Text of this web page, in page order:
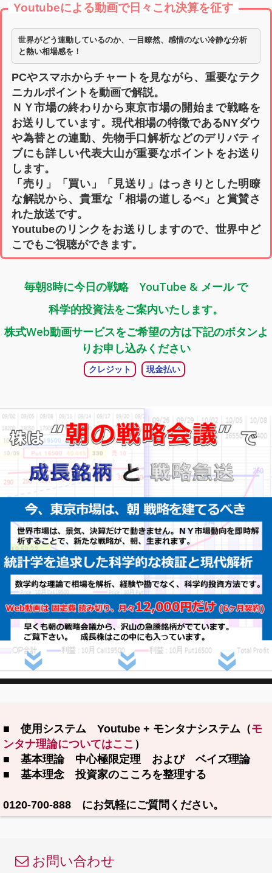
Youtubeによる動画で日々これ決算を征す
世界がどう連動しているのか、一目瞭然、感情のない冷静な分析
と熱い相場感を！
PCやスマホからチャートを見ながら、重要なテク
ニカルポイントを動画で解説。
ＮＹ市場の終わりから東京市場の開始まで戦略を
お送りしています。現代相場の特徴であるNYダウ
や為替との連動、先物手口解析などのデリバティ
ブにも詳しい代表大山が重要なポイントをお送り
します。
「売り」「買い」「見送り」はっきりとした明瞭
な解説から、貴重な「相場の道しるべ」と賞賛さ
れた放送です。
Youtubeのリンクをお送りしますので、世界中ど
こでもご視聴ができます。
毎朝8時に今日の戦略 YouTube & メール で
科学的投資法をご案内いたします。
株式Web動画サービスをご希望の方は下記のボタンよ
りお申し込みください
クレジット 現金払い
■ 使用システム Youtube + モンタナシステム（モ
ンタナ理論についてはここ ）
■ 基本理論 中心極限定理 および ベイズ理論
■ 基本理念 投資家のこころを整理する
0120-700-888 にお気軽にご質問ください。
お問い合わせ